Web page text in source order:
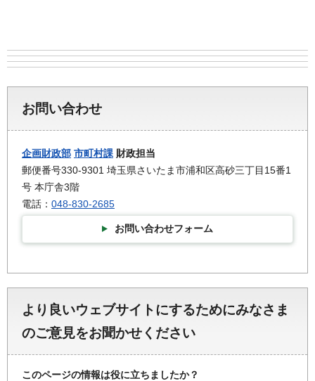
お問い合わせ
企画財政部 市町村課 財政担当
郵便番号330-9301 埼玉県さいたま市浦和区高砂三丁目15番1
号 本庁舎3階
電話： 048-830-2685
お問い合わせフォーム
より良いウェブサイトにするためにみなさま
のご意見をお聞かせください
このページの情報は役に立ちましたか？